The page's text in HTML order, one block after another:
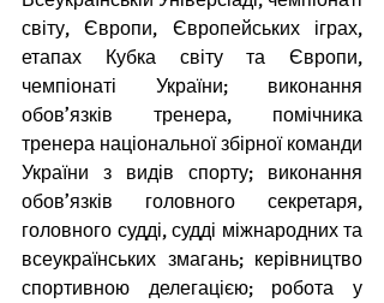
світу, Європи, Європейських іграх,
етапах Кубка світу та Європи,
чемпіонаті України; виконання
обов’язків тренера, помічника
тренера національної збірної команди
України з видів спорту; виконання
обов’язків головного секретаря,
головного судді, судді міжнародних та
всеукраїнських змагань; керівництво
спортивною делегацією; робота у